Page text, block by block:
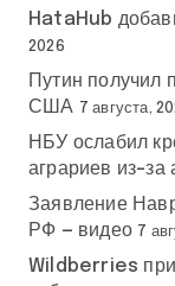
HataHub
2026
Путин получил
США 7 августа,
НБУ ослабил
аграриев из-за
Заявление
РФ — видео 7
Wildberries